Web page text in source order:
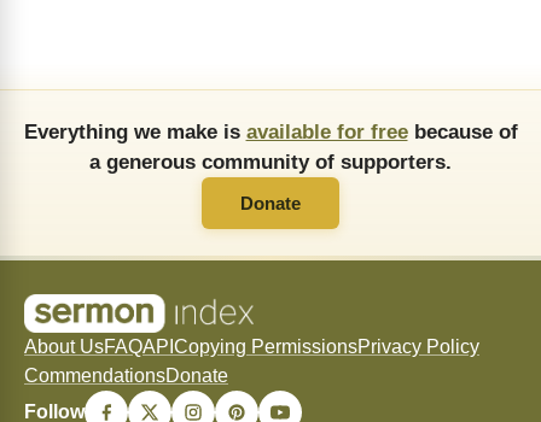
Everything we make is available for freebecause of
a generous community of supporters.
Donate
About UsFAQAPI Copying PermissionsPrivacy Policy
CommendationsDonate
Follow